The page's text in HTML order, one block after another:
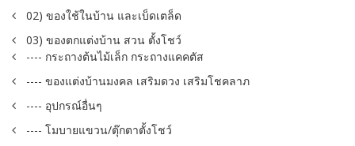
02) ของใช้ในบ้าน และเบ็ดเตล็ด
03) ของตกแต่งบ้าน สวน ตั้งโชว์
---- กระถางต้นไม้เล็ก กระถางแคคตัส
---- ของแต่งบ้านมงคล เสริมดวง เสริมโชคลาภ
---- อุปกรณ์อื่นๆ
---- โมบายแขวน/ตุ๊กตาตั้งโชว์